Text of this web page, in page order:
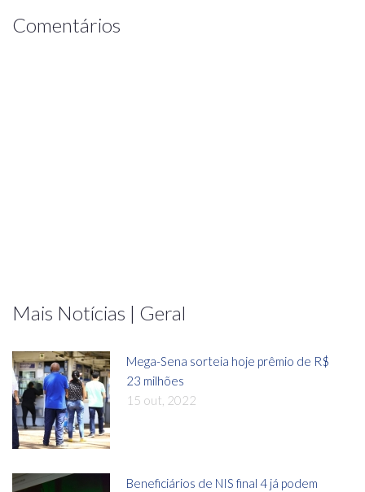
Comentários
Mais Notícias | Geral
Mega-Sena sorteia hoje prêmio de R$
23 milhões
15 out, 2022
Beneficiários de NIS final 4 já podem